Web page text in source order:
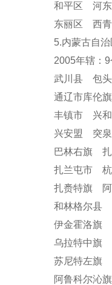
和平区 河
东丽区 西
5.内蒙古自治
2005年辖：
武川县 包
通辽市库
丰镇市 兴
兴安盟 突
巴林右旗
扎兰屯市
扎赉特旗
和林格尔县
伊金霍洛旗
乌拉特中旗
苏尼特左旗
阿鲁科尔沁